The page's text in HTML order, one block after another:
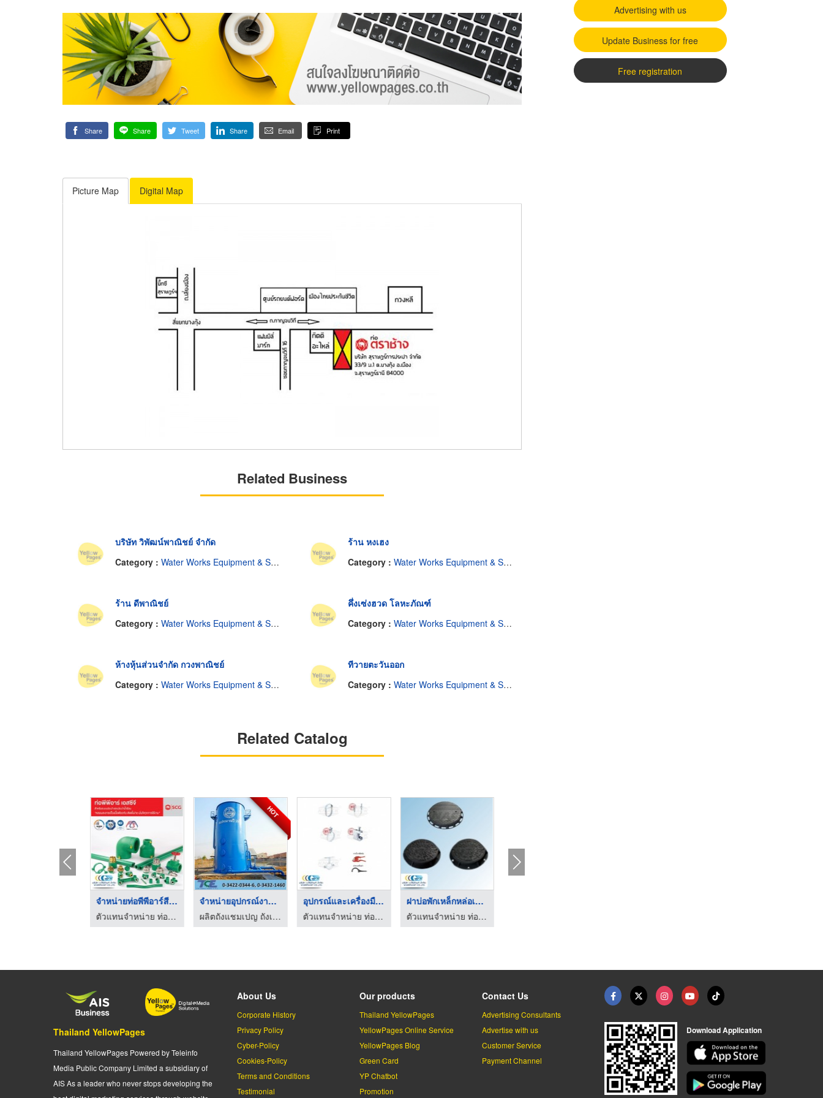
Share Share Tweet Share Email Print
Picture Map Digital Map
Related Business
บริษัท วิพัฒน์พาณิชย์ จำกัด
Category : Water Works Equipment & Supplies
ร้าน หงเฮง
Category : Water Works Equipment & Supplies
ร้าน ดีพาณิชย์
Category : Water Works Equipment & Supplies
คึ่งเซ่งฮวด โลหะภัณฑ์
Category : Water Works Equipment & Supplies
ห้างหุ้นส่วนจำกัด กวงพาณิชย์
Category : Water Works Equipment & Supplies
ทีวายตะวันออก
Category : Water Works Equipment & Supplies
Related Catalog
จำหน่ายท่อพีพีอาร์สี ...
ตัวแทนจำหน่าย ท่อประปา ท่อพีวีซี (เอสซีจี) - ว ศิริภัณฑ์
HOT
จำหน่ายอุปกรณ์งานระบ ...
ผลิตถังแชมเปญ ถังเหล็กเก็บน้ำสูง หอถังเหล็ก
อุปกรณ์และเครื่องมือ ...
ตัวแทนจำหน่าย ท่อประปา ท่อพีวีซี (เอสซีจี) - ว ศิริภัณฑ์
ฝาบ่อพักเหล็กหล่อเทา ...
ตัวแทนจำหน่าย ท่อประปา ท่อพีวีซี (เอสซีจี) - ว ศิริภัณฑ์
Advertising with us
Update Business for free
Free registration
Thailand YellowPages
Thailand YellowPages Powered by Teleinfo
Media Public Company Limited a subsidiary of
AIS As a leader who never stops developing the
About Us
Corporate History
Privacy Policy
Cyber-Policy
Cookies-Policy
Terms and Conditions
Testimonial
Our products
Thailand YellowPages
YellowPages Online Service
YellowPages Blog
Green Card
YP Chatbot
Promotion
Contact Us
Advertising Consultants
Advertise with us
Customer Service
Payment Channel
Download Application